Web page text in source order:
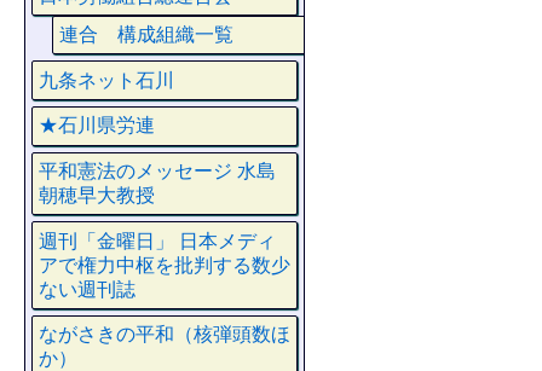
連合 構成組織一覧
九条ネット石川
★石川県労連
平和憲法のメッセージ 水島
朝穂早大教授
週刊「金曜日」 日本メディ
アで権力中枢を批判する数少
ない週刊誌
ながさきの平和（核弾頭数ほ
か）